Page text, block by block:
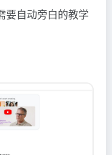
要自动旁白的教学